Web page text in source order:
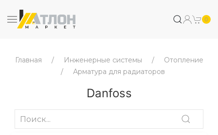
0
Главная Инженерные системы
Отопление
Арматура для радиаторов
Danfoss